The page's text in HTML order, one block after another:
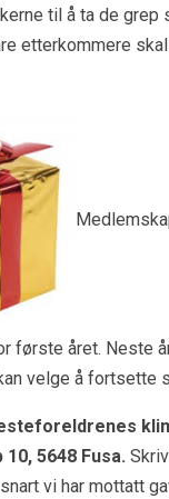
til å ta de grep
etterkommere
første året. Neste
velge å fortsette
10, 5648 Fusa.
vi har mottatt